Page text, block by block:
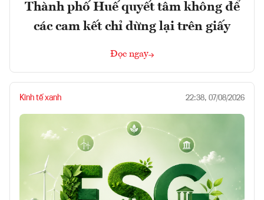
Thành phố Huế quyết tâm không để
các cam kết chỉ dừng lại trên giấy
Đọc ngay
Kinh tế xanh 22:38, 07/08/2026